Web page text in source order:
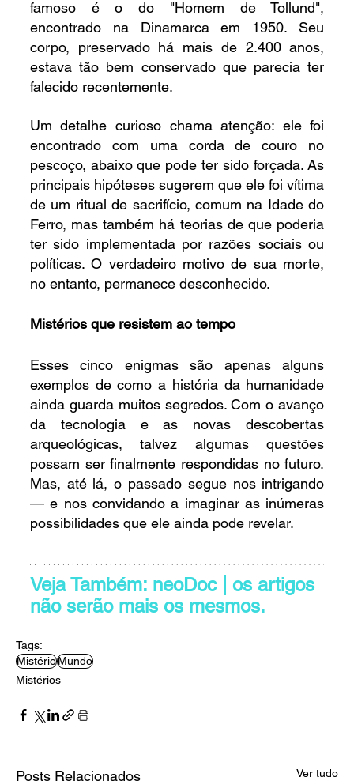
famoso é o do "Homem de Tollund",
encontrado na Dinamarca em 1950. Seu
corpo, preservado há mais de 2.400 anos,
estava tão bem conservado que parecia ter
falecido recentemente.
Um detalhe curioso chama atenção: ele foi
encontrado com uma corda de couro no
pescoço, abaixo que pode ter sido forçada. As
principais hipóteses sugerem que ele foi vítima
de um ritual de sacrifício, comum na Idade do
Ferro, mas também há teorias de que poderia
ter sido implementada por razões sociais ou
políticas. O verdadeiro motivo de sua morte,
no entanto, permanece desconhecido.
Mistérios que resistem ao tempo
Esses cinco enigmas são apenas alguns
exemplos de como a história da humanidade
ainda guarda muitos segredos. Com o avanço
da tecnologia e as novas descobertas
arqueológicas, talvez algumas questões
possam ser finalmente respondidas no futuro.
Mas, até lá, o passado segue nos intrigando
— e nos convidando a imaginar as inúmeras
possibilidades que ele ainda pode revelar.
Veja Também: neoDoc | os artigos
não serão mais os mesmos.
Tags:
MistérioMundo
Mistérios
Posts Relacionados Ver tudo